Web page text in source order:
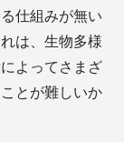
仕組みが無い
は、生物多様
よってさまざ
とが難しいか